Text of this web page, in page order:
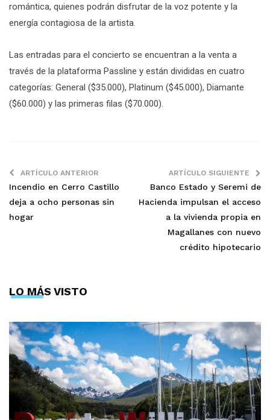
romántica, quienes podrán disfrutar de la voz potente y la
energía contagiosa de la artista.
Las entradas para el concierto se encuentran a la venta a
través de la plataforma Passline y están divididas en cuatro
categorías: General ($35.000), Platinum ($45.000), Diamante
($60.000) y las primeras filas ($70.000).
ARTÍCULO ANTERIOR
Incendio en Cerro Castillo
deja a ocho personas sin
hogar
ARTÍCULO SIGUIENTE
Banco Estado y Seremi de
Hacienda impulsan el acceso
a la vivienda propia en
Magallanes con nuevo
crédito hipotecario
LO MÁS VISTO